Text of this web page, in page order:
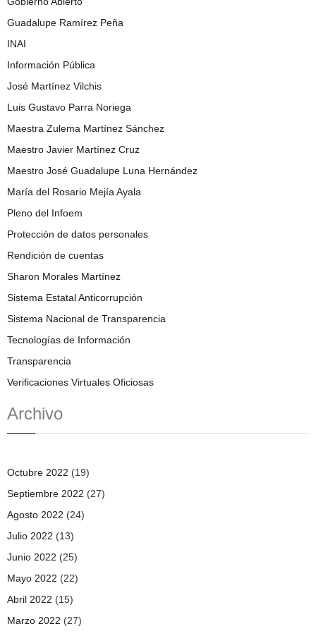
Guadalupe Ramírez Peña
INAI
Información Pública
José Martínez Vilchis
Luis Gustavo Parra Noriega
Maestra Zulema Martínez Sánchez
Maestro Javier Martínez Cruz
Maestro José Guadalupe Luna Hernández
María del Rosario Mejía Ayala
Pleno del Infoem
Protección de datos personales
Rendición de cuentas
Sharon Morales Martínez
Sistema Estatal Anticorrupción
Sistema Nacional de Transparencia
Tecnologías de Información
Transparencia
Verificaciones Virtuales Oficiosas
Archivo
Octubre 2022 (19)
Septiembre 2022 (27)
Agosto 2022 (24)
Julio 2022 (13)
Junio 2022 (25)
Mayo 2022 (22)
Abril 2022 (15)
Marzo 2022 (27)